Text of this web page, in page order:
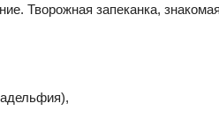
Творожная запеканка,